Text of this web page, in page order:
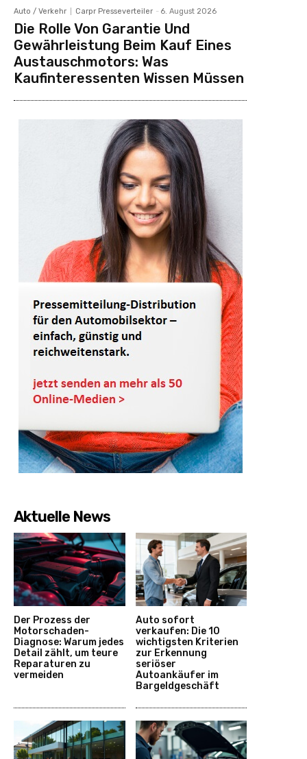
Auto / Verkehr Carpr Presseverteiler - 6. August 2026
Die Rolle Von Garantie Und
Gewährleistung Beim Kauf Eines
Austauschmotors: Was
Kaufinteressenten Wissen Müssen
Aktuelle News
Der Prozess der
Motorschaden-
Diagnose: Warum jedes
Detail zählt, um teure
Reparaturen zu
vermeiden
Auto sofort
verkaufen: Die 10
wichtigsten Kriterien
zur Erkennung
seriöser
Autoankäufer im
Bargeldgeschäft